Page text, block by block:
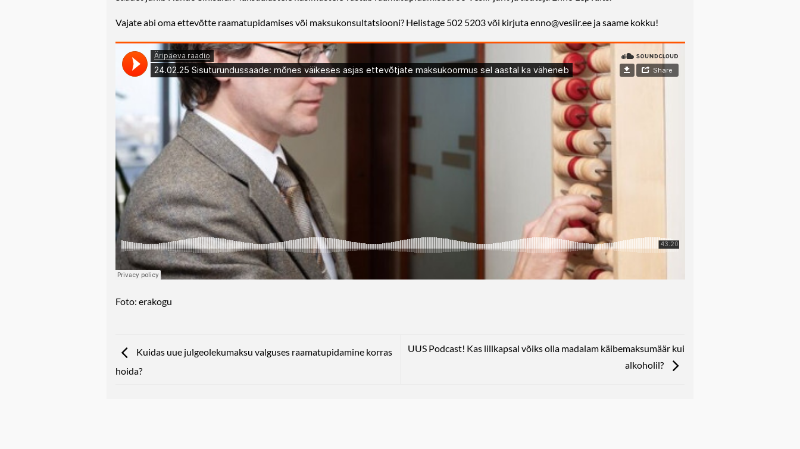
Vajate abi oma ettevõtte raamatupidamises või maksukonsultatsiooni? Helistage 502 5203 või kirjuta enno@vesiir.ee ja saame kokku!
Foto: erakogu
Kuidas uue julgeolekumaksu valguses raamatupidamine korras
hoida?
UUS Podcast! Kas lillkapsal võiks olla madalam käibemaksumäär kui
alkoholil?